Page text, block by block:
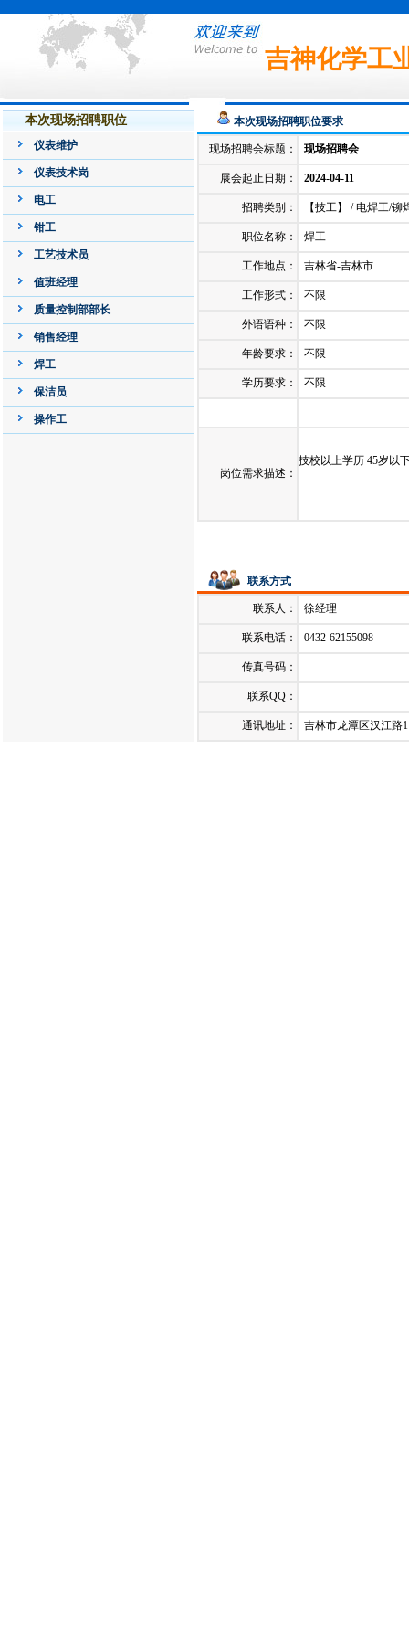
吉神化学工
本次现场招聘职位
仪表维护
仪表技术岗
电工
钳工
工艺技术员
值班经理
质量控制部部长
销售经理
焊工
保洁员
操作工
本次现场招聘职位要求
现场招聘会标题： 现场招聘会
展会起止日期： 2024-04-11
招聘类别： 【技工】 / 电焊工/铆
职位名称： 焊工
工作地点： 吉林省-吉林市
工作形式： 不限
外语语种： 不限
年龄要求： 不限
学历要求： 不限
岗位需求描述：
技校以上学历 45岁以
联系方式
联系人： 徐经理
联系电话： 0432-62155098
传真号码：
联系QQ：
通讯地址： 吉林市龙潭区汉江路